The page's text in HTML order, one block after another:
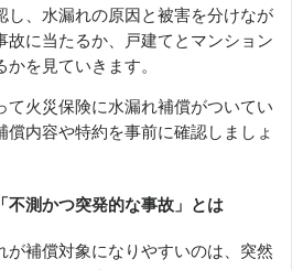
し、水漏れの原因と被害を分けなが
故に当たるか、戸建てとマンション
を見ていきます。
て火災保険に水漏れ補償がついてい
償内容や特約を事前に確認しましょ
不測かつ突発的な事故」とは
が補償対象になりやすいのは、突然